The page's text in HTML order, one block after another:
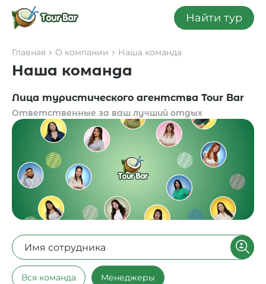
Найти тур
Главная О компании Наша команда
Наша команда
Лица туристического агентства Tour Bar
Ответственные за ваш лучший отдых
Имя сотрудника
Вся команда Менеджеры